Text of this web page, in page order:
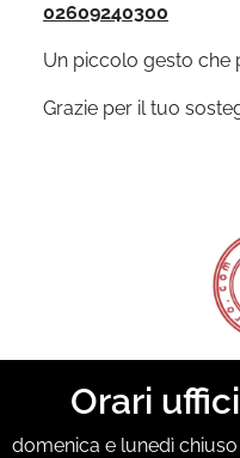
02609240300
Un piccolo gesto che
Grazie per il tuo
Orari
domenica e lunedì